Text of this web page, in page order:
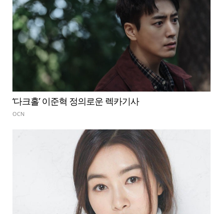
‘다크홀’ 이준혁 정의로운 렉카기사
OCN